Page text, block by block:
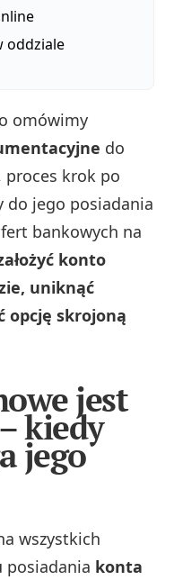
oddziale
omówimy
do
proces krok po
do jego posiadania
bankowych na
konto
uniknąć
opcję skrojoną
jest
kiedy
jego
wszystkich
posiadania konta